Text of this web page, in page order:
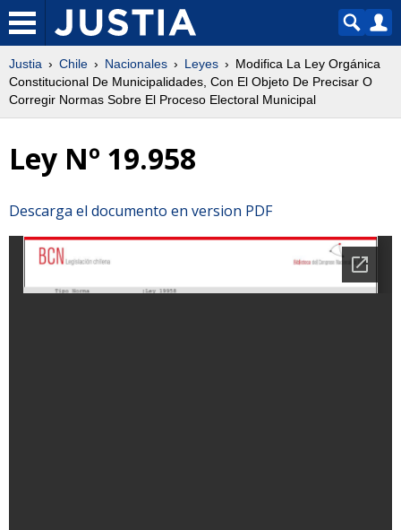
Justia Chile Nacionales Leyes
Modifica La Ley Orgánica
Constitucional De Municipalidades, Con El Objeto De Precisar O
Corregir Normas Sobre El Proceso Electoral Municipal
Ley Nº 19.958
Descarga el documento en version PDF